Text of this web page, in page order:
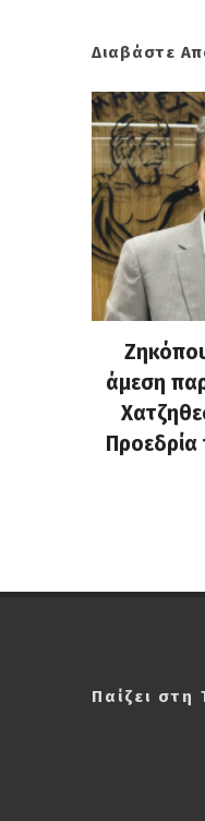
Διαβάστε
άμεση
Προεδρία
Παίζει στη